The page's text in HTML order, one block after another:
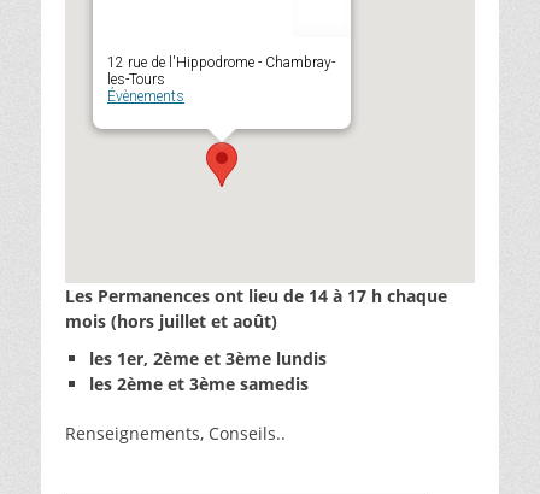
12 rue de l'Hippodrome - Chambray-
les-Tours
Évènements
Les Permanences ont lieu de 14 à 17 h chaque
mois (hors juillet et août)
les 1er, 2ème et 3ème lundis
les 2ème et 3ème samedis
Renseignements, Conseils..